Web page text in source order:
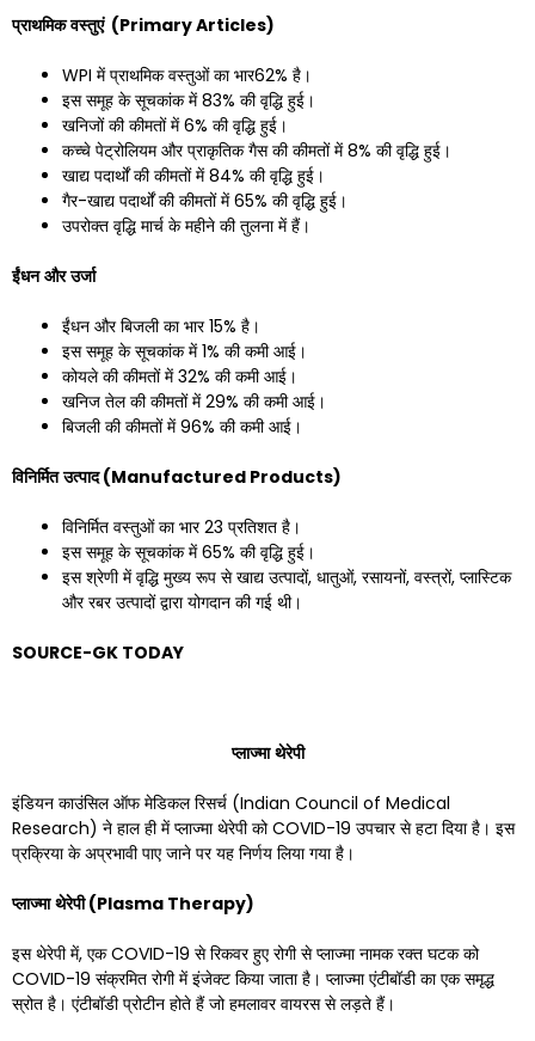
प्राथमिक वस्तुएं(Primary Articles)
WPI में प्राथमिक वस्तुओं का भार62% है।
इस समूह के सूचकांक में 83% की वृद्धि हुई।
खनिजों की कीमतों में 6% की वृद्धि हुई।
कच्चे पेट्रोलियम और प्राकृतिक गैस की कीमतों में 8% की वृद्धि हुई।
खाद्य पदार्थों की कीमतों में 84% की वृद्धि हुई।
गैर-खाद्य पदार्थों की कीमतों में 65% की वृद्धि हुई।
उपरोक्त वृद्धि मार्च के महीने की तुलना में हैं।
ईंधन और उर्जा
ईंधन और बिजली का भार 15% है।
इस समूह के सूचकांक में 1% की कमी आई।
कोयले की कीमतों में 32% की कमी आई।
खनिज तेल की कीमतों में 29% की कमी आई।
बिजली की कीमतों में 96% की कमी आई।
विनिर्मित उत्पाद(Manufactured Products)
विनिर्मित वस्तुओं का भार 23 प्रतिशत है।
इस समूह के सूचकांक में 65% की वृद्धि हुई।
इस श्रेणी में वृद्धि मुख्य रूप से खाद्य उत्पादों, धातुओं, रसायनों, वस्त्रों, प्लास्टिक
और रबर उत्पादों द्वारा योगदान की गई थी।
SOURCE-GK TODAY
प्लाज्मा थेरेपी
इंडियन काउंसिल ऑफ मेडिकल रिसर्च (Indian Council of Medical
Research) ने हाल ही में प्लाज्मा थेरेपी को COVID-19 उपचार से हटा दिया है। इस
प्रक्रिया के अप्रभावी पाए जाने पर यह निर्णय लिया गया है।
प्लाज्मा थेरेपी(Plasma Therapy)
इस थेरेपी में, एक COVID-19 से रिकवर हुए रोगी से प्लाज्मा नामक रक्त घटक को
COVID-19 संक्रमित रोगी में इंजेक्ट किया जाता है। प्लाज्मा एंटीबॉडी का एक समृद्ध
स्रोत है। एंटीबॉडी प्रोटीन होते हैं जो हमलावर वायरस से लड़ते हैं।